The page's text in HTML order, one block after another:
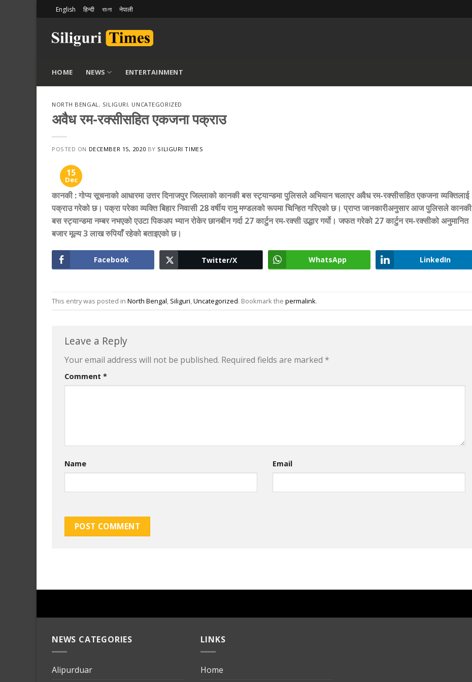
content
English हिन्दी বাংলা नेपाली
HOME NEWS ENTERTAINMENT
NORTH BENGAL, SILIGURI, UNCATEGORIZED
अवैध रम-रक्सीसहित एकजना पक्राउ
POSTED ON DECEMBER 15, 2020 BY SILIGURI TIMES
15
Dec
कानकी:गोप्य सूचनाको आधारमा उत्तर दिनाजपुर जिल्लाको कानकी बस स्ट्यान्डमा पुलिसले अभियान चलाएर अवैध रम-रक्सीसहित एकजना व्यक्तिलाई
पक्राउ गरेको छ। पक्रा परेका व्यक्ति बिहार निवासी 28 वर्षीय रामु मण्डलको रूपमा चिन्हित गरिएको छ। प्राप्त जानकारीअनुसार आज पुलिसले कानकी
बस स्ट्यान्डमा नम्बर नभएको एउटा पिकअप भ्यान रोकेर छानबीन गर्दा 27 कार्टुन रम-रक्सी उद्धार गर्यो। जफत गरेको 27 कार्टुन रम-रक्सीको अनुमानित
बजार मूल्य 3 लाख रुपियाँ रहेको बताइएको छ।
Facebook Twitter/X WhatsApp LinkedIn
This entry was posted in North Bengal, Siliguri,Uncategorized. Bookmark the permalink.
Leave a Reply
Your email address will not be published. Required fields are marked *
Comment *
Name Email
NEWS CATEGORIES
Alipurduar
LINKS
Home